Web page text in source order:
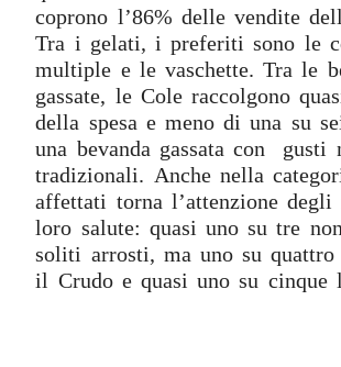
coprono l’86% delle vendite
Tra i gelati, i preferiti sono le
multiple e le vaschette. Tra le
gassate, le Cole raccolgono
della spesa e meno di una su
una bevanda gassata con gusti
tradizionali. Anche nella
affettati torna l’attenzione
loro salute: quasi uno su tre
soliti arrosti, ma uno su quattro
il Crudo e quasi uno su cinque